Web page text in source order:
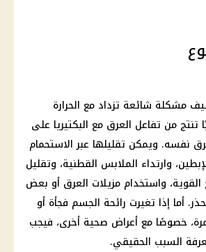
مشكلة شائعة تزداد مع الحرارة
تنتج من تفاعل العرق مع البكتيريا على
نفسه. ويمكن تقليلها عبر الاستحمام
وارتداء الملابس القطنية، وتقليل
القوية، واستخدام مزيلات العرق أو بعض
أما إذا تغيرت رائحة الجسم فجأة أو
خصوصًا مع أعراض صحية أخرى، فيجب
السبب الحقيقي.